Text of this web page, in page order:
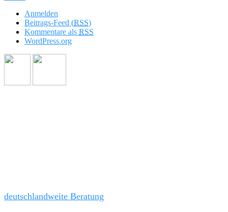
Anmelden
Beitrags-Feed (RSS)
Kommentare als RSS
WordPress.org
deutschlandweite Beratung